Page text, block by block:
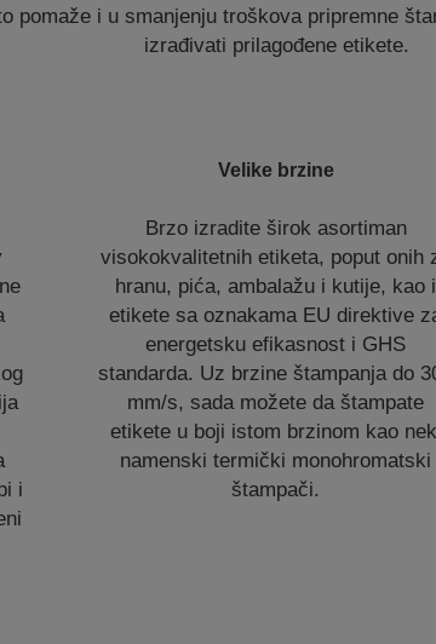
pomaže i u smanjenju troškova pripremne
izrađivati prilagođene etikete.
i
Velike brzine
Brzo izradite širok asortiman
visokokvalitetnih etiketa, poput onih
hranu, pića, ambalažu i kutije, kao i
etikete sa oznakama EU direktive
energetsku efikasnost i GHS
standarda. Uz brzine štampanja do
mm/s, sada možete da štampate
etikete u boji istom brzinom kao
namenski termički monohromatski
štampači.